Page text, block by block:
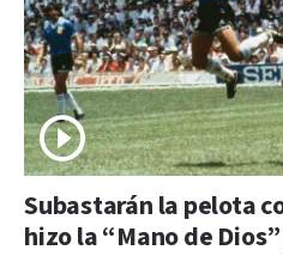
Subastarán la pelota
hizo la “Mano de